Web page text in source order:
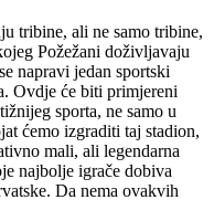
tribine, ali ne samo tribine,
Požežani doživljavaju
napravi jedan sportski
Ovdje će biti primjereni
sporta, ne samo u
ćemo izgraditi taj stadion,
mali, ali legendarna
najbolje igrače dobiva
Da nema ovakvih